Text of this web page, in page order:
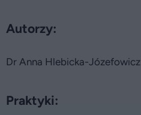
Autorzy:
Dr Anna Hlebicka-Józefowicz
Praktyki: